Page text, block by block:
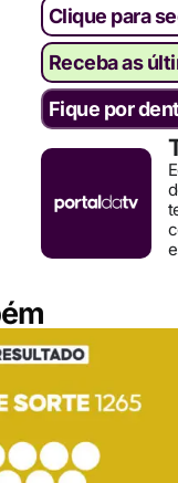
Clique para
Receba as
Fique por